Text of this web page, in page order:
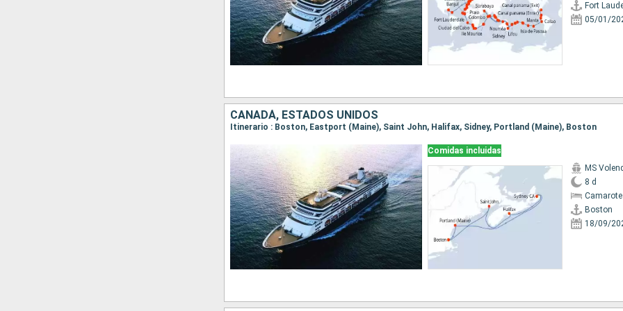
Fort
05/01/
CANADÁ, ESTADOS UNIDOS
Itinerario : Boston, Eastport (Maine), Saint John, Halifax, Sidney, Portland (Maine), Boston
Comidas incluidas
MS
8 d
Boston
18/09/